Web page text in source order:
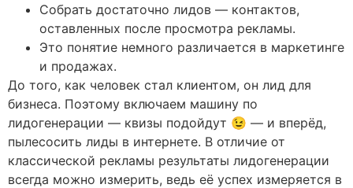
Собрать достаточно лидов — контактов,
оставленных после просмотра рекламы.
Это понятие немного различается в маркетинге
и продажах.
До того, как человек стал клиентом, он лид для
бизнеса. Поэтому включаем машину по
лидогенерации — квизы подойдут 😉 — и вперёд,
пылесосить лиды в интернете. В отличие от
классической рекламы результаты лидогенерации
всегда можно измерить, ведь её успех измеряется в